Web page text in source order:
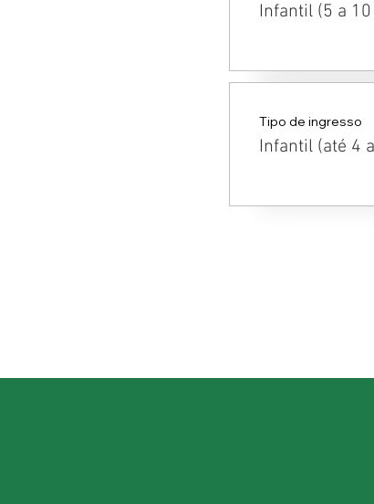
Infantil (5 a 10
Tipo de ingresso
Infantil (até 4